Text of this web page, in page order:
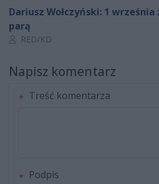
Dariusz Wołczyński: 1 września
parą
Autor artykułu:
RED/KD
Napisz komentarz
Treść komentarza
Podpis